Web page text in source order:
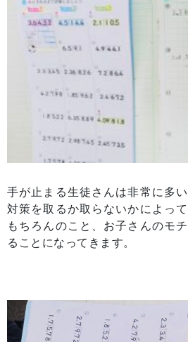
手が止まる生徒さんは非常に多
対策を取るか取らないかによっ
もちろんのこと、お子さんのモ
ることになってきます。